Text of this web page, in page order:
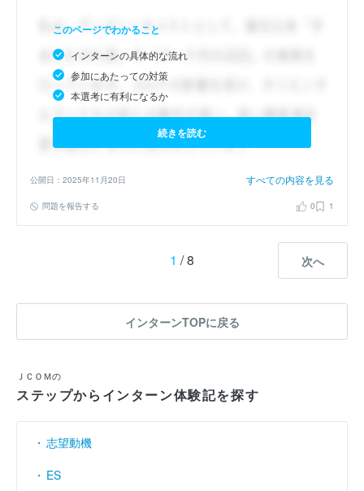
このページでわかること
インターンの具体的な流れ
参加にあたっての対策
本選考に有利になるか
続きを読む
公開日：2025年11月20日 すべての内容を見る
問題を報告する 0 1
1 / 8 次へ
インターンTOPに戻る
ＪＣＯＭの
ステップからインターン体験記を探す
志望動機
ES